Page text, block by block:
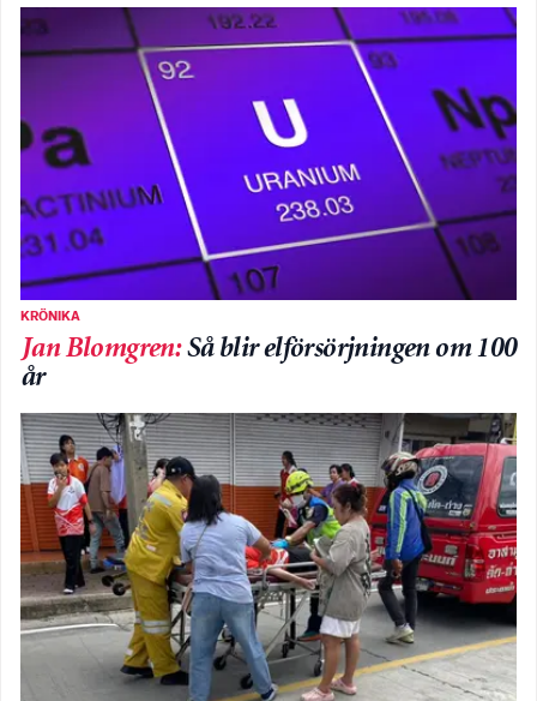
KRÖNIKA
Jan Blomgren:Så blir elförsörjningen om 100
år